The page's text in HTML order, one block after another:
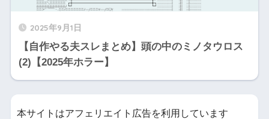
2025年9月1日
【自作やる夫スレまとめ】頭の中のミノタウロス
(2)【2025年ホラー】
本サイトはアフェリエイト広告を利用しています